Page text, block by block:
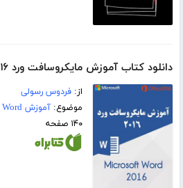
دانلود کتاب آموزش مایکروسافت ورد ۲۰۱۶
از:فردوس رسولی
موضوع:آموزش Word
۱۴۰ صفحه